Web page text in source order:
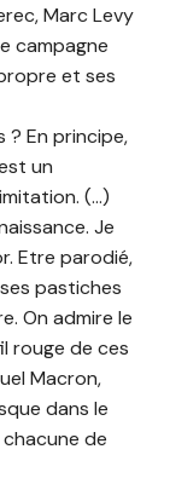
Marc Levy
campagne
et ses
? En principe,
un
(…)
Je
Etre parodié,
pastiches
On admire le
rouge de ces
Macron,
dans le
de